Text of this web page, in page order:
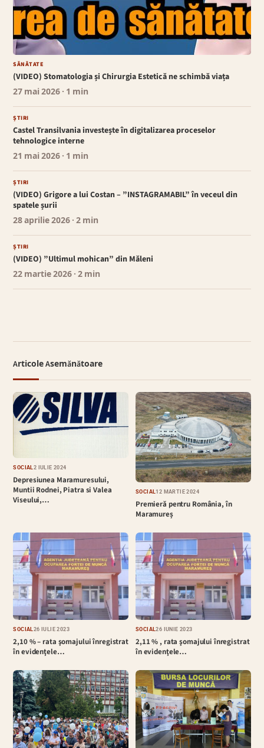
SĂNĂTATE
(VIDEO) Stomatologia și Chirurgia Estetică ne schimbă viața
27 mai 2026 · 1 min
ȘTIRI
Castel Transilvania investește în digitalizarea proceselor
tehnologice interne
21 mai 2026 · 1 min
ȘTIRI
(VIDEO) Grigore a lui Costan – ”INSTAGRAMABIL” în veceul din
spatele șurii
28 aprilie 2026 · 2 min
ȘTIRI
(VIDEO) ”Ultimul mohican” din Măleni
22 martie 2026 · 2 min
Articole Asemănătoare
SOCIAL2 IULIE 2024
Depresiunea Maramuresului,
Muntii Rodnei, Piatra si Valea
Viseului,…
SOCIAL12 MARTIE 2024
Premieră pentru România, în
Maramureș
SOCIAL26 IULIE 2023
2,10 % – rata şomajului înregistrat
în evidenţele…
SOCIAL26 IUNIE 2023
2,11 % , rata şomajului înregistrat
în evidenţele…